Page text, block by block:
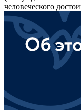
человеческого